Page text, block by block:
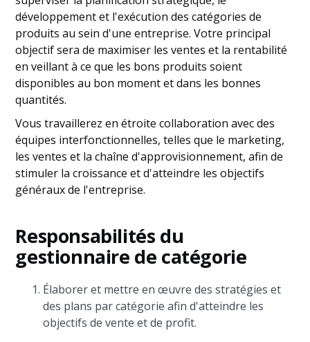
développement et l'exécution des catégories de
produits au sein d'une entreprise. Votre principal
objectif sera de maximiser les ventes et la rentabilité
en veillant à ce que les bons produits soient
disponibles au bon moment et dans les bonnes
quantités.
Vous travaillerez en étroite collaboration avec des
équipes interfonctionnelles, telles que le marketing,
les ventes et la chaîne d'approvisionnement, afin de
stimuler la croissance et d'atteindre les objectifs
généraux de l'entreprise.
Responsabilités du
gestionnaire de catégorie
Élaborer et mettre en œuvre des stratégies et
des plans par catégorie afin d'atteindre les
objectifs de vente et de profit.